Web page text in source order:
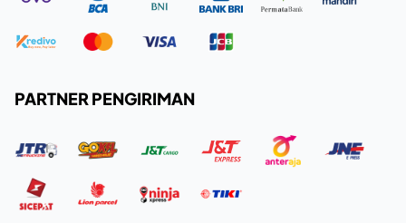
PARTNER PENGIRIMAN